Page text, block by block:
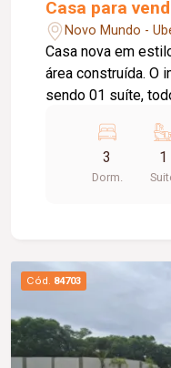
Casa para
Novo Mundo -
Casa nova em
área construída. O imóvel conta com: 03 quartos,
sendo 01 suíte,
Lavanderia
gourmet com
porcelanato; 03 vagas
123 cm; Rodapé
em alumínio; Forro
Nichos nos
Cubas esculpidas;
banheiros; Cubas
3
Dorm.
1
Cód. 84703